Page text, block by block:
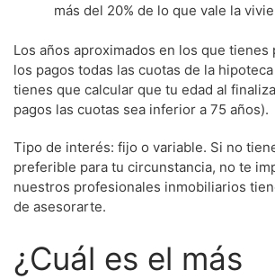
más del 20% de lo que vale la
Los años aproximados en los que tienes
los pagos todas las cuotas de la
tienes que calcular que tu edad al
pagos las cuotas sea inferior a 75 años).
Tipo de interés: fijo o variable. Si no
preferible para tu circunstancia, no te
nuestros profesionales inmobiliarios
de asesorarte.
¿Cuál es el más